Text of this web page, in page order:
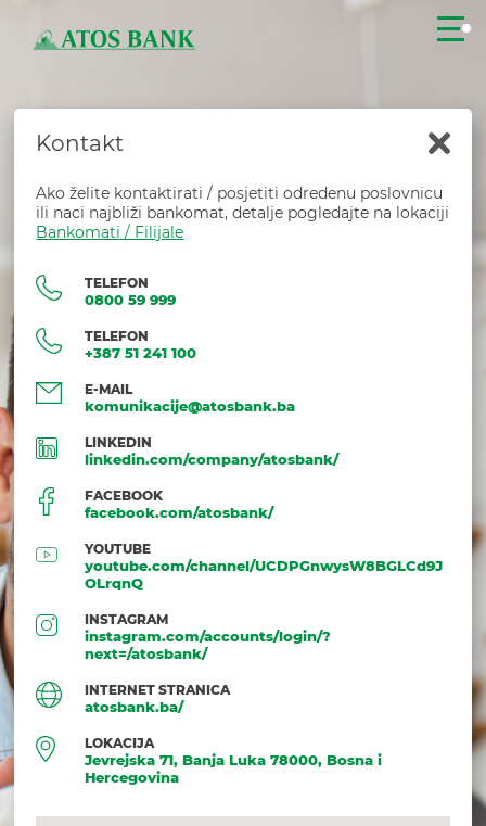
PRIJAVITE SE
BANKOMATI /
KATALOG
Kontakt
Ako želite kontaktirati / posjetiti odredenu poslovnicu
ili naci najbliži bankomat, detalje pogledajte na lokaciji
Bankomati / Filijale
TELEFON
0800 59 999
TELEFON
+387 51 241 100
E-MAIL
komunikacije@atosbank.ba
LINKEDIN
linkedin.com/company/atosbank/
FACEBOOK
facebook.com/atosbank/
YOUTUBE
youtube.com/channel/UCDPGnwysW8BGLCd9J
OLrqnQ
INSTAGRAM
instagram.com/accounts/login/?
next=/atosbank/
INTERNET STRANICA
atosbank.ba/
LOKACIJA
Jevrejska 71, Banja Luka 78000, Bosna i
Hercegovina